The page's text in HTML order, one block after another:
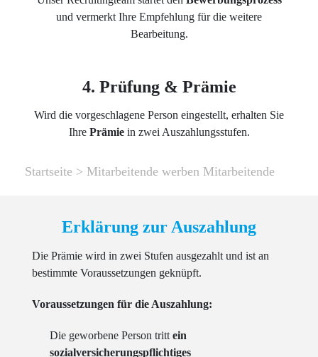
und vermerkt Ihre Empfehlung für die weitere
Bearbeitung.
4. Prüfung & Prämie
Wird die vorgeschlagene Person eingestellt, erhalten Sie
Ihre Prämie in zwei Auszahlungsstufen.
Startseite > Mitarbeitende werben Mitarbeitende
Erklärung zur Auszahlung
Die Prämie wird in zwei Stufen ausgezahlt und ist an
bestimmte Voraussetzungen geknüpft.
Voraussetzungen für die Auszahlung:
Die geworbene Person tritt ein
sozialversicherungspflichtiges